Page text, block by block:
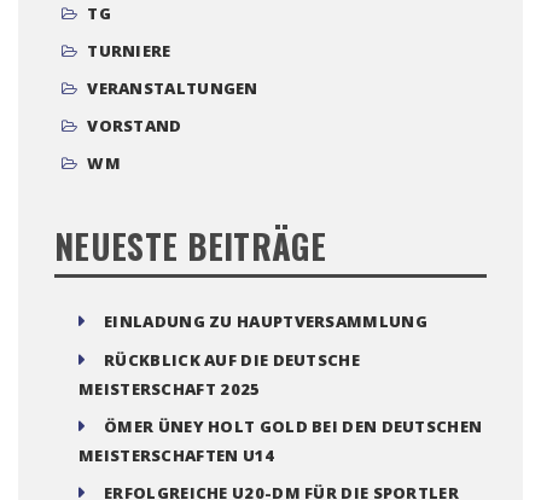
TG
TURNIERE
VERANSTALTUNGEN
VORSTAND
WM
NEUESTE BEITRÄGE
EINLADUNG ZU HAUPTVERSAMMLUNG
RÜCKBLICK AUF DIE DEUTSCHE
MEISTERSCHAFT 2025
ÖMER ÜNEY HOLT GOLD BEI DEN DEUTSCHEN
MEISTERSCHAFTEN U14
ERFOLGREICHE U20-DM FÜR DIE SPORTLER